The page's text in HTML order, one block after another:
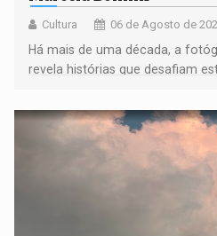
Cultura 06 de Agosto de
Há mais de uma década, a
revela histórias que desafiam
negras